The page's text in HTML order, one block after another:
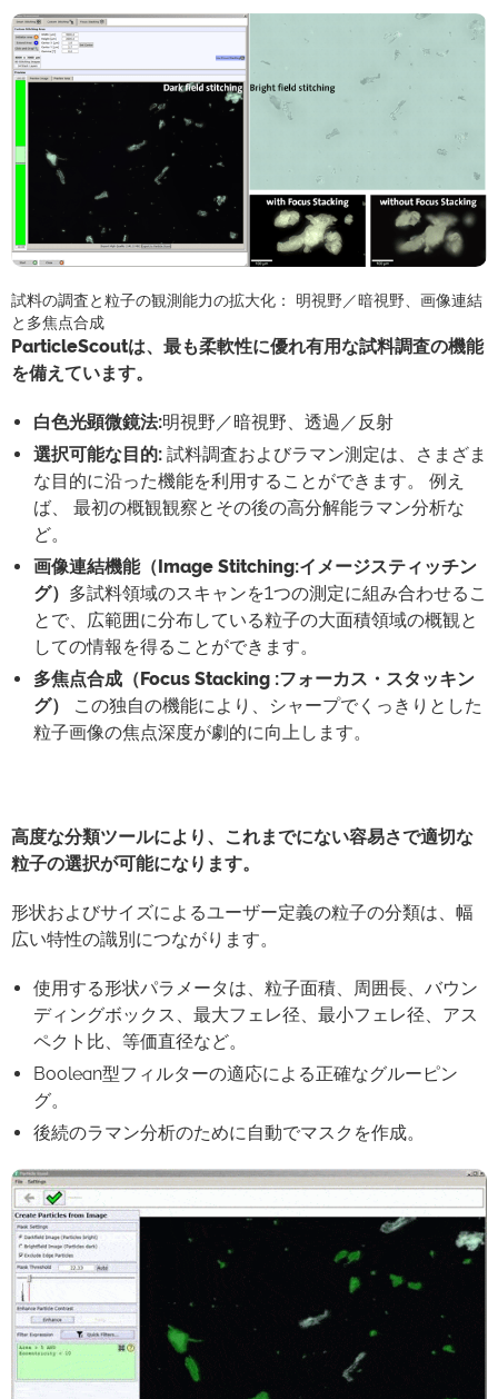
試料の調査と粒子の観測能力の拡大化： 明視野／暗視野、画像連結
と多焦点合成
ParticleScoutは、最も柔軟性に優れ有用な試料調査の機能
を備えています。
白色光顕微鏡法:明視野／暗視野、透過／反射
選択可能な目的: 試料調査およびラマン測定は、さまざま
な目的に沿った機能を利用することができます。 例え
ば、 最初の概観観察とその後の高分解能ラマン分析な
ど。
画像連結機能（Image Stitching:イメージスティッチン
グ） 多試料領域のスキャンを1つの測定に組み合わせるこ
とで、広範囲に分布している粒子の大面積領域の概観と
しての情報を得ることができます。
多焦点合成（Focus Stacking :フォーカス・スタッキン
グ）
この独自の機能により、シャープでくっきりとした
粒子画像の焦点深度が劇的に向上します。
高度な分類ツールにより、これまでにない容易さで適切な
粒子の選択が可能になります。
形状およびサイズによるユーザー定義の粒子の分類は、幅
広い特性の識別につながります。
使用する形状パラメータは、粒子面積、周囲長、 バウン
ディングボックス 、最大フェレ径、最小フェレ径、アス
ペクト比、等価直径など。
Boolean型フィルターの適応による正確なグルーピン
グ。
後続のラマン分析のために自動でマスクを作成。